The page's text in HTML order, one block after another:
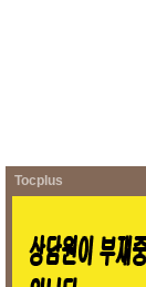
Tocplus